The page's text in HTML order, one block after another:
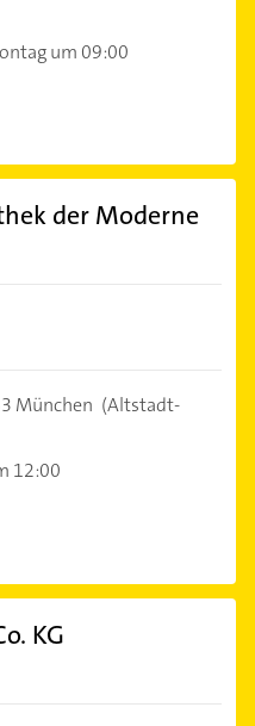
um 09:00
der Moderne
München (Altstadt-
12:00
KG